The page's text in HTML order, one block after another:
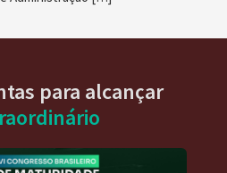
para alcançar